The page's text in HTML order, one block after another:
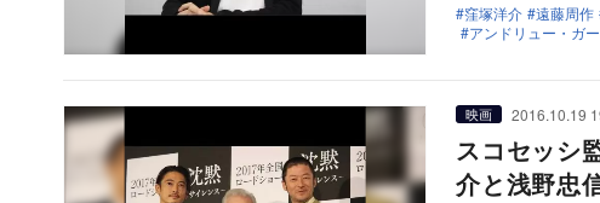
窪塚洋介
遠藤周作
アンドリュー・ガ
映画 2016.10.19
スコセッシ
介と浅野忠